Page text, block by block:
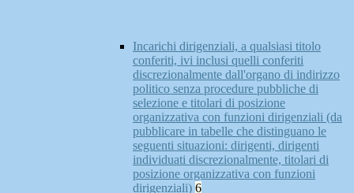
Incarichi dirigenziali, a qualsiasi titolo
conferiti, ivi inclusi quelli conferiti
discrezionalmente dall'organo di indirizzo
politico senza procedure pubbliche di
selezione e titolari di posizione
organizzativa con funzioni dirigenziali (da
pubblicare in tabelle che distinguano le
seguenti situazioni: dirigenti, dirigenti
individuati discrezionalmente, titolari di
posizione organizzativa con funzioni
dirigenziali) 6